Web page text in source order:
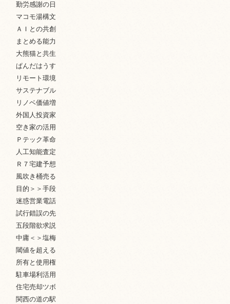
勤労感謝の日
マコモ湯構文
ＡＩとの共創
まとめる能力
大熊猫と共生
ぱんだはうす
リモート環境
サステナブル
リノベ価値増
外国人投資家
空き家の活用
Ｐテック革命
人工知能査定
Ｒ７宅建予想
風吹き桶売る
目的＞＞手段
迷惑営業電話
試行錯誤の先
五段階欲求説
中庸＜＞塩梅
閾値を超える
所有と使用権
駐車場利活用
住宅売却ツボ
関西の道の駅